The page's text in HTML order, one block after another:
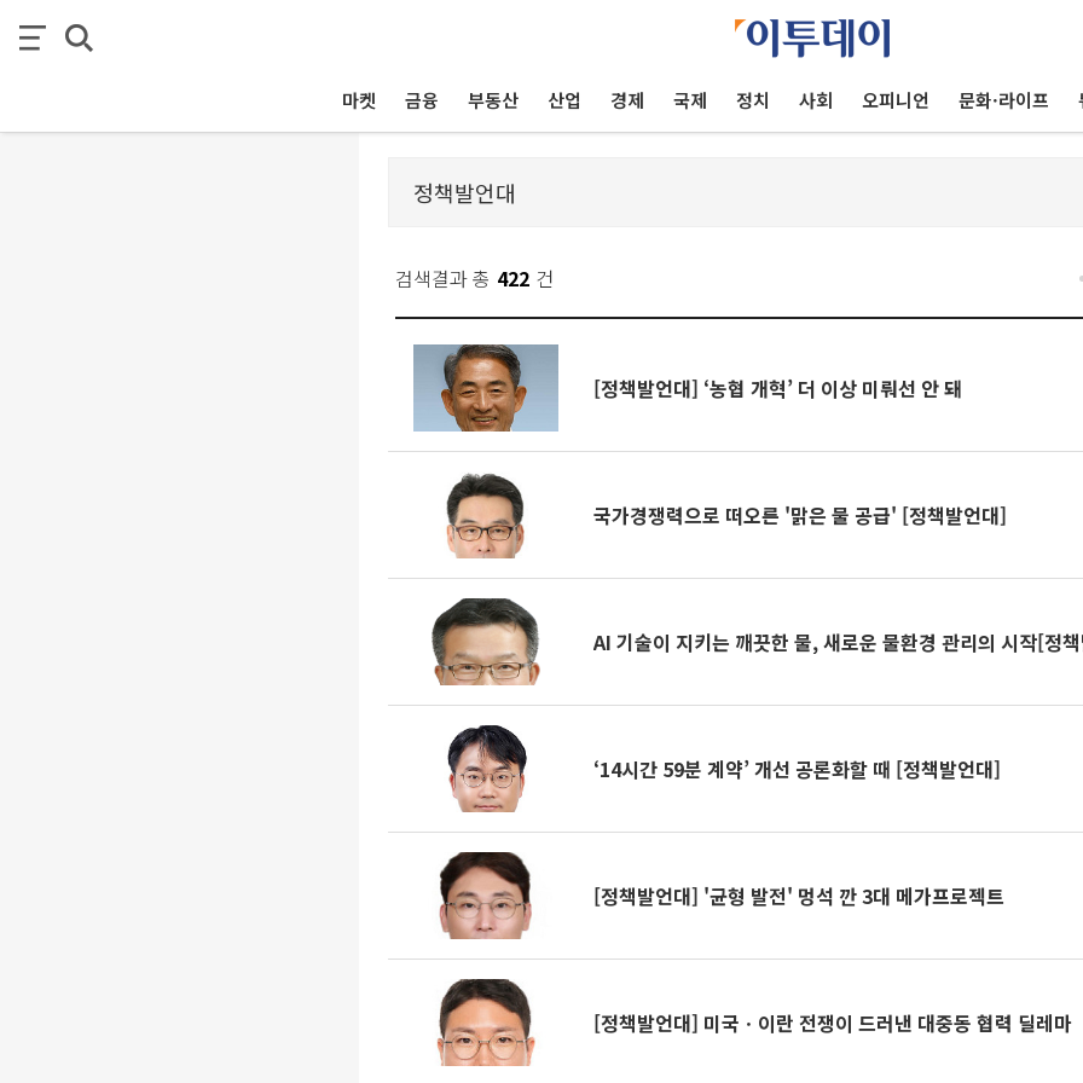
마켓 금융 부동산 산업 경제 국제 정치 사회 오피니언 문화·라이프
검색결과 총 422 건
[정책발언대] ‘농협 개혁’ 더 이상 미뤄선 안 돼
국가경쟁력으로 떠오른 '맑은 물 공급' [정책발언대]
AI 기술이 지키는 깨끗한 물, 새로운 물환경 관리의 시작[정
‘14시간 59분 계약’ 개선 공론화할 때 [정책발언대]
[정책발언대] '균형 발전' 멍석 깐 3대 메가프로젝트
[정책발언대] 미국ㆍ이란 전쟁이 드러낸 대중동 협력 딜레마